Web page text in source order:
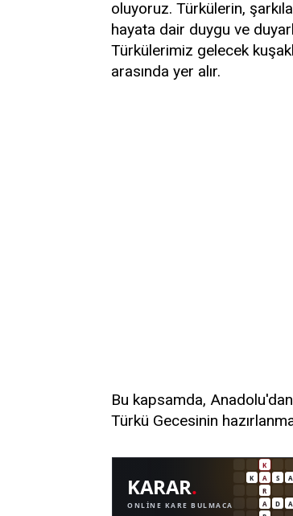
oluyoruz. Türkülerin,
hayata dair duygu ve
Türkülerimiz gelecek
arasında yer alır.
Bu kapsamda,
Türkü Gecesinin